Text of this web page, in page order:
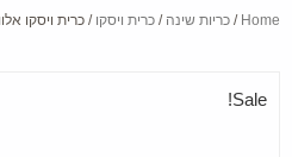
Home
/ כריות שינה / כרית ויסקו / כרית ויסקו
Sale!